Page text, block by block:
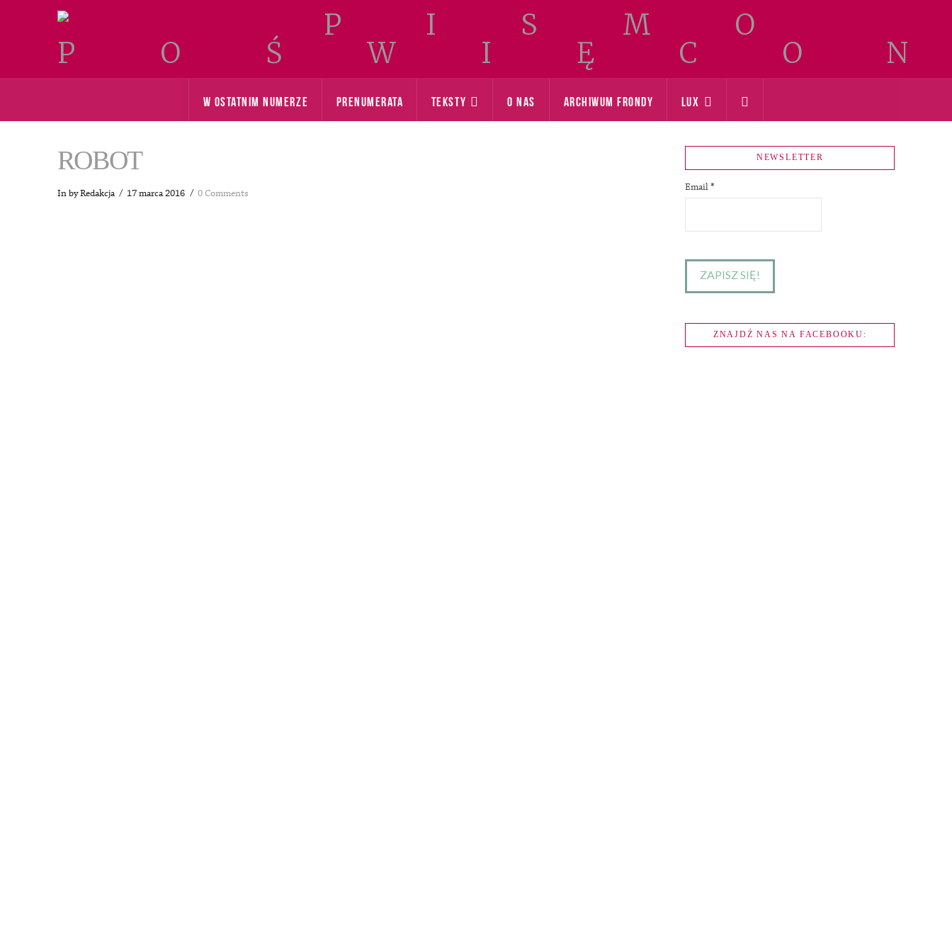
W OSTATNIM NUMERZE PRENUMERATA TEKSTY O NAS ARCHIWUM FRONDY LUX
ROBOT
In by Redakcja 17 marca 2016 0 Comments
NEWSLETTER
Email*
ZNAJDŹ NAS NA FACEBOOKU: